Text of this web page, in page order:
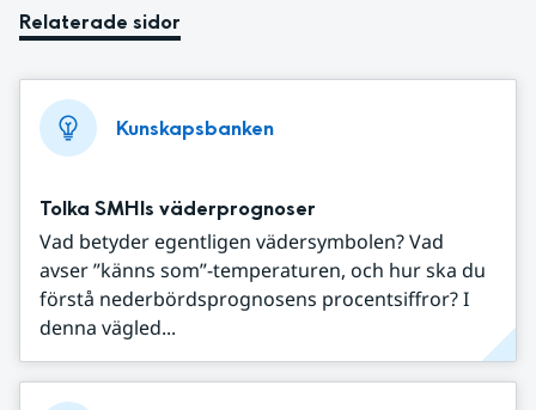
Relaterade sidor
Kunskapsbanken
Tolka SMHIs väderprognoser
Vad betyder egentligen vädersymbolen? Vad
avser ”känns som”-temperaturen, och hur ska du
förstå nederbördsprognosens procentsiffror? I
denna vägled...